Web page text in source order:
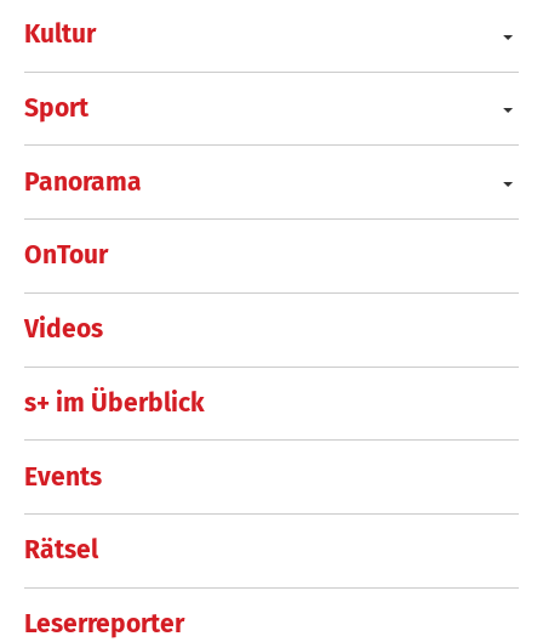
Kultur
Sport
Panorama
OnTour
Videos
s+ im Überblick
Events
Rätsel
Leserreporter